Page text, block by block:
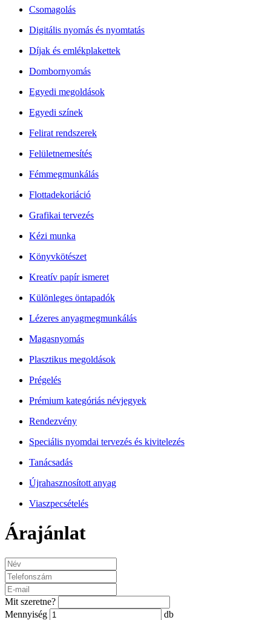
Csomagolás
Digitális nyomás és nyomtatás
Díjak és emlékplakettek
Dombornyomás
Egyedi megoldások
Egyedi színek
Felirat rendszerek
Felületnemesítés
Fémmegmunkálás
Flottadekoriáció
Grafikai tervezés
Kézi munka
Könyvkötészet
Kreatív papír ismeret
Különleges öntapadók
Lézeres anyagmegmunkálás
Magasnyomás
Plasztikus megoldások
Prégelés
Prémium kategóriás névjegyek
Rendezvény
Speciális nyomdai tervezés és kivitelezés
Tanácsadás
Újrahasznosított anyag
Viaszpecsételés
Árajánlat
Mit szeretne?
Mennyiség
db